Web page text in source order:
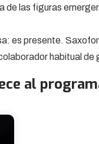
de las figuras
es presente.
habitual
entre músicos
Nieva lidera
al